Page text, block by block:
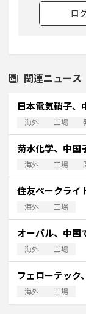
ロ
関連ニュース
日本電気硝子、
海外 工場
菊水化学、中国
海外 工場
住友ベークライ
海外 工場
オーバル、中国
海外 工場
フェローテック
海外 工場